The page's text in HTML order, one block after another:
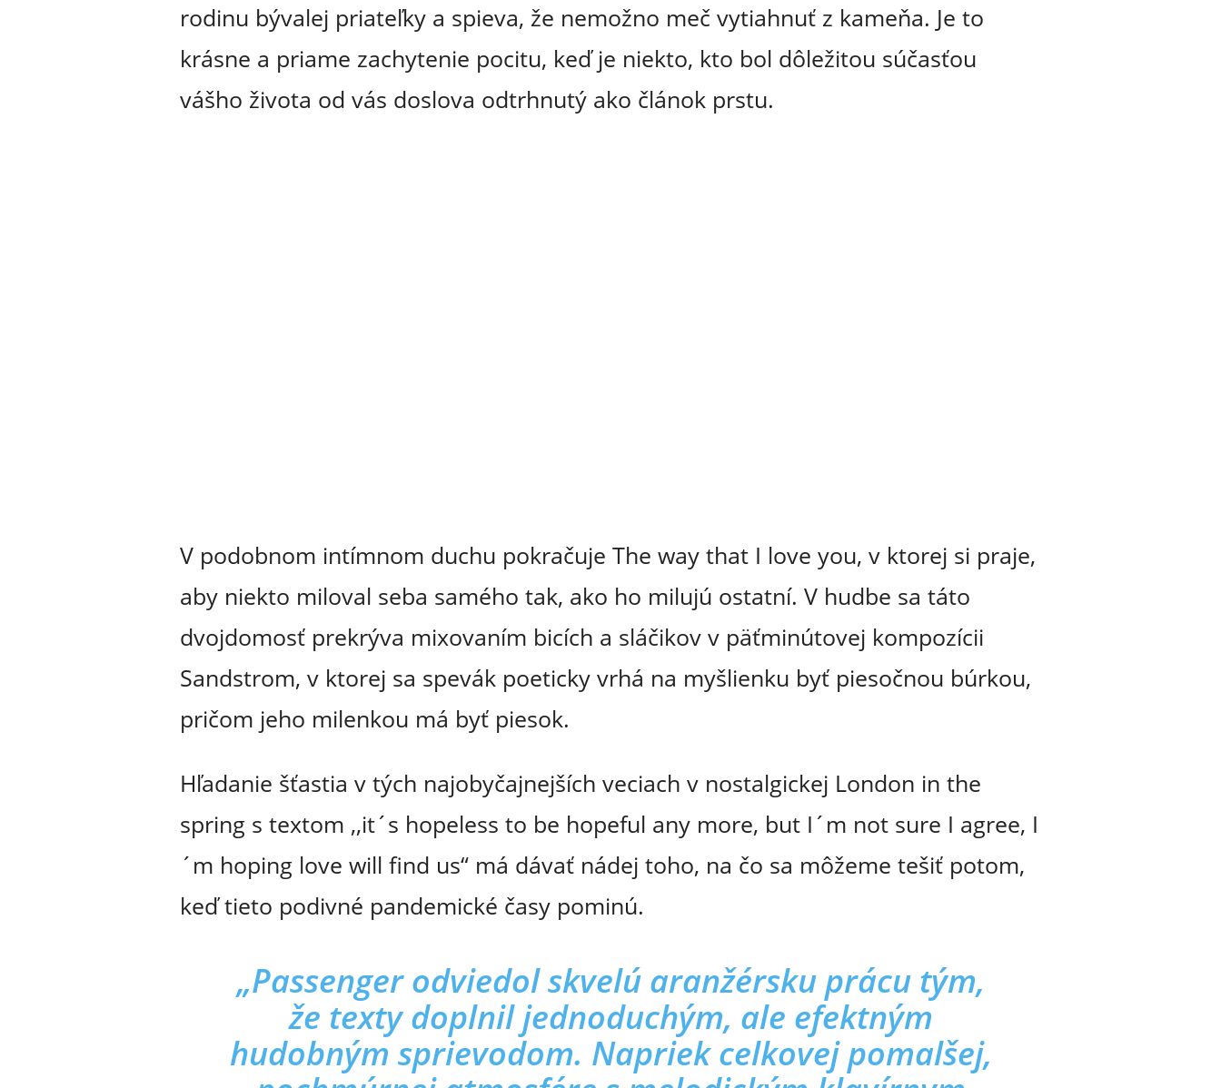
rodinu bývalej priateľky a spieva, že nemožno meč vytiahnuť z kameňa. Je to
krásne a priame zachytenie pocitu, keď je niekto, kto bol dôležitou súčasťou
vášho života od vás doslova odtrhnutý ako článok prstu.
V podobnom intímnom duchu pokračuje The way that I love you, v ktorej si praje,
aby niekto miloval seba samého tak, ako ho milujú ostatní. V hudbe sa táto
dvojdomosť prekrýva mixovaním bicích a sláčikov v päťminútovej kompozícii
Sandstrom, v ktorej sa spevák poeticky vrhá na myšlienku byť piesočnou búrkou,
pričom jeho milenkou má byť piesok.
Hľadanie šťastia v tých najobyčajnejších veciach v nostalgickej London in the
spring s textom ,,it´s hopeless to be hopeful any more, but I´m not sure I agree, I
´m hoping love will find us“ má dávať nádej toho, na čo sa môžeme tešiť potom,
keď tieto podivné pandemické časy pominú.
„Passenger odviedol skvelú aranžérsku prácu tým,
že texty doplnil jednoduchým, ale efektným
hudobným sprievodom. Napriek celkovej pomalšej,